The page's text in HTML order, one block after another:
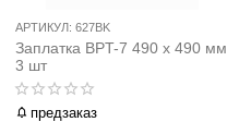
АРТИКУЛ: 627BK
Заплатка BPT-7 490 х 490 мм
3 шт
предзаказ